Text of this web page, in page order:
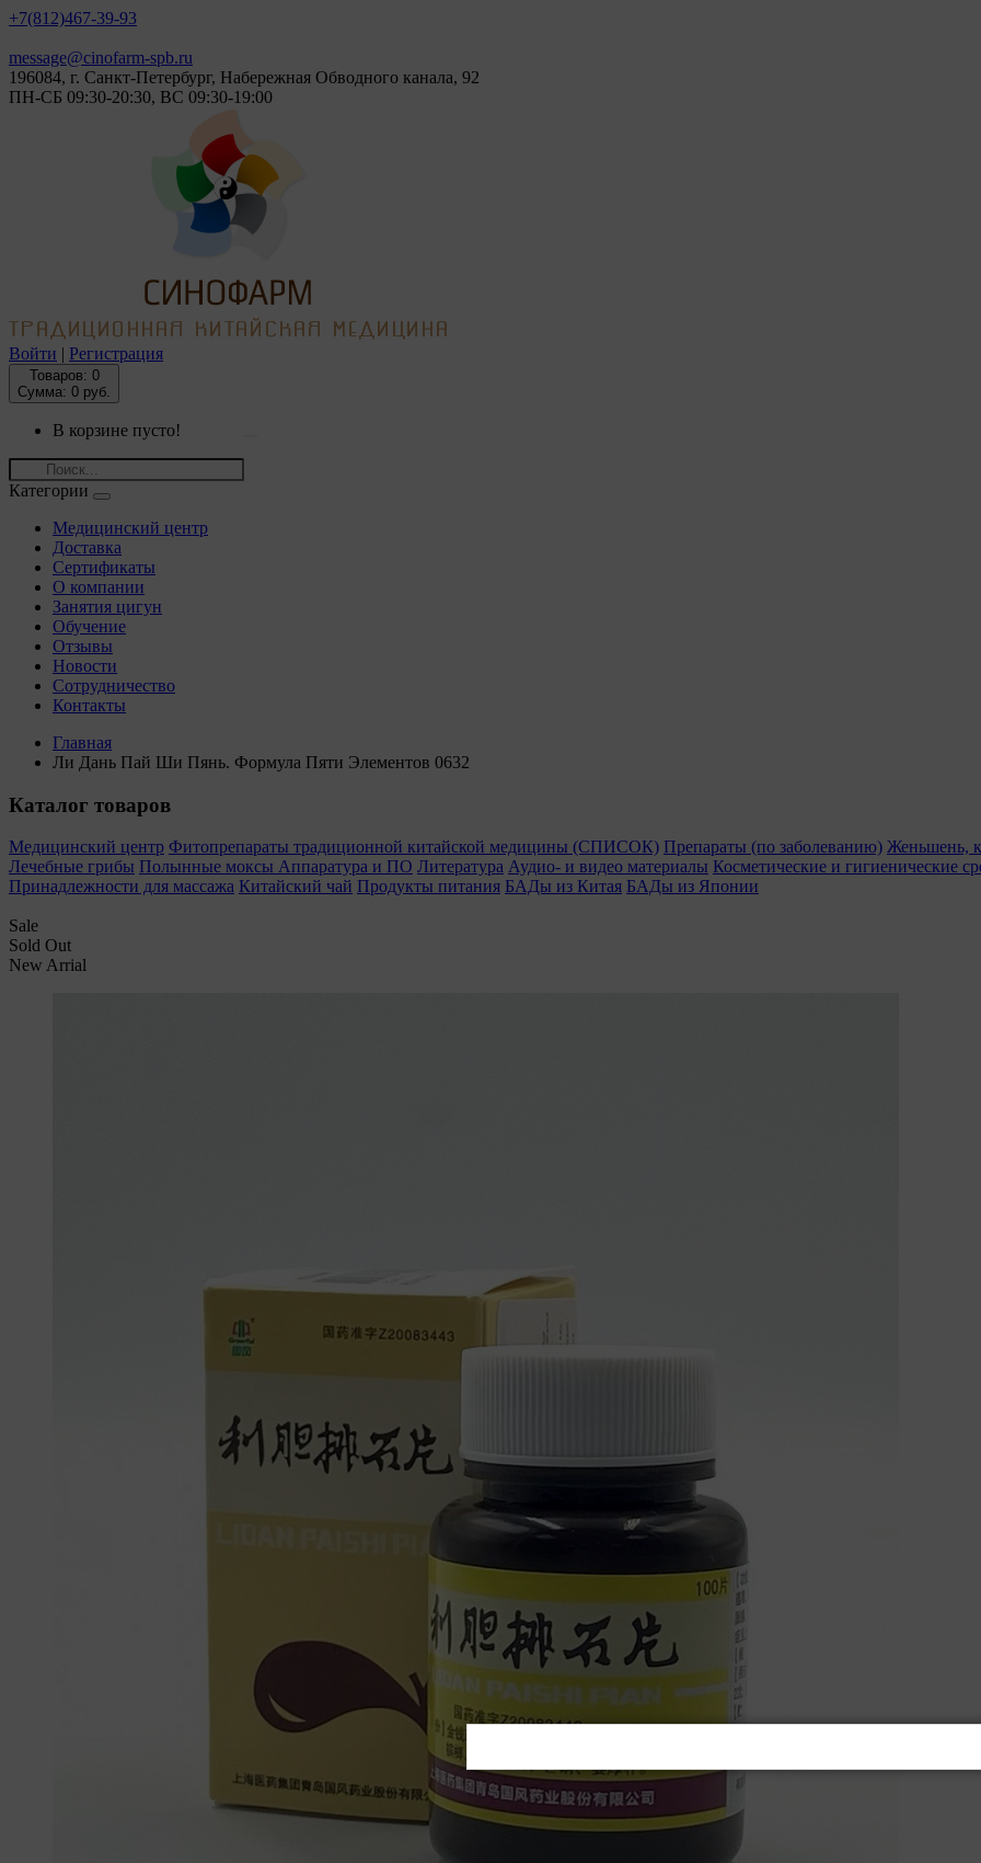
+7(812)467-39-93
message@cinofarm-spb.ru
196084, г. Санкт-Петербург, Набережная Обводного канала, 92
ПН-СБ 09:30-20:30, ВС 09:30-19:00
Войти | Регистрация
Товаров: 0
Сумма: 0 руб.
В корзине пусто!
Категории
Медицинский центр
Доставка
Сертификаты
О компании
Занятия цигун
Обучение
Отзывы
Новости
Сотрудничество
Контакты
Главная
Ли Дань Пай Ши Пянь. Формула Пяти Элементов 0632
Каталог товаров
Медицинский центр Фитопрепараты традиционной китайской медицины (СПИСОК) Препараты (по заболеванию) Женьшень,
Лечебные грибы Полынные моксы Аппаратура и ПО Литература Аудио- и видео материалы Косметические и гигиенические
Принадлежности для массажа Китайский чай Продукты питания БАДы из Китая БАДы из Японии
Sale
Sold Out
New Arrial